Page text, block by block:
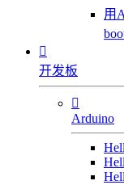
用

开发板

Arduino